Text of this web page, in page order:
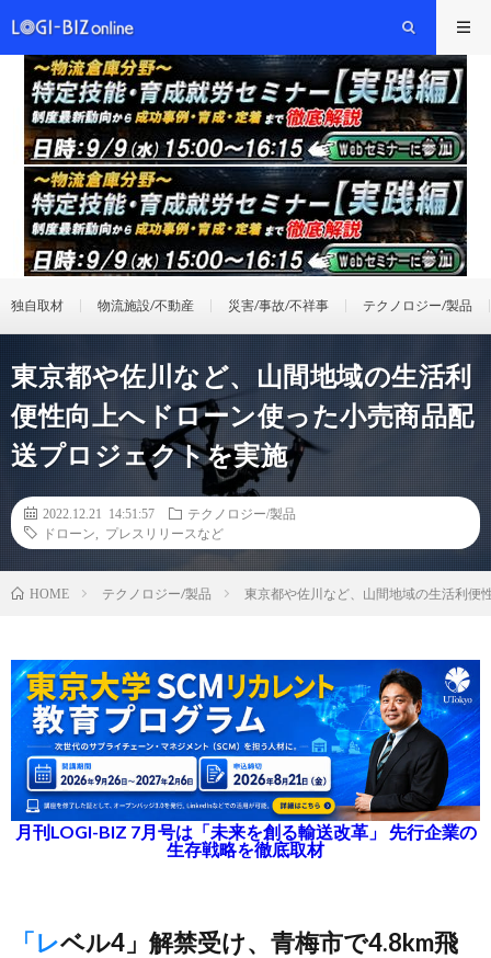
独自取材 物流施設/不動産 災害/事故/不祥事 テクノロジー/製品
東京都や佐川など、山間地域の生活利
便性向上へドローン使った小売商品配
送プロジェクトを実施
2022.12.21 14:51:57
テクノロジー/製品
ドローン
プレスリリースなど
HOME テクノロジー/製品 東京都や佐川など、山間地域の生活利便
月刊LOGI-BIZ 7月号は「未来を創る輸送改革」 先行企業の
生存戦略を徹底取材
「レベル4」解禁受け、青梅市で4.8km飛